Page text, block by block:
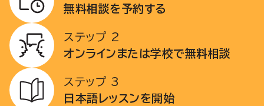
無料相談を予約する
ステップ 2
オンラインまたは学校で無料相談
ステップ 3
日本語レッスンを開始